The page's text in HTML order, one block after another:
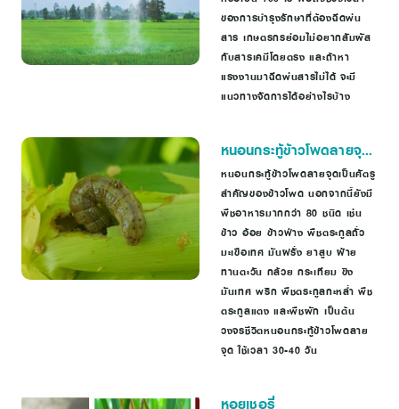
ของการบำรุงรักษาที่ต้องฉีดพ่น
สาร เกษตรกรย่อมไม่อยากสัมผัส
กับสารเคมีโดยตรง และถ้าหา
แรงงานมาฉีดพ่นสารไม่ได้ จะมี
แนวทางจัดการได้อย่างไรบ้าง
หนอนกระทู้ข้าวโพดลายจุด
(Fall armyworm)
หนอนกระทู้ข้าวโพดลายจุดเป็นศัตรู
สำคัญของข้าวโพด นอกจากนี้ยังมี
พืชอาหารมากกว่า 80 ชนิด เช่น
ข้าว อ้อย ข้าวฟ่าง พืชตระกูลถั่ว
มะเขือเทศ มันฝรั่ง ยาสูบ ฝ้าย
ทานตะวัน กล้วย กระเทียม ขิง
มันเทศ พริก พืชตระกูลกะหล่ำ พืช
ตระกูลแตง และพืชผัก เป็นต้น
วงจรชีวิตหนอนกระทู้ข้าวโพดลาย
จุด ใช้เวลา 30-40 วัน
หอยเชอรี่